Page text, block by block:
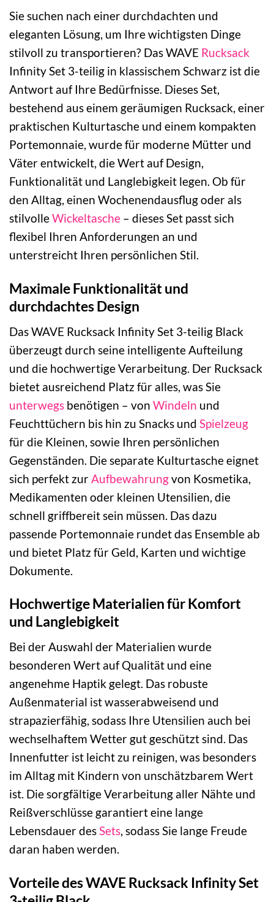
Sie suchen nach einer durchdachten und
eleganten Lösung, um Ihre wichtigsten Dinge
stilvoll zu transportieren? Das WAVE Rucksack
Infinity Set 3-teilig in klassischem Schwarz ist die
Antwort auf Ihre Bedürfnisse. Dieses Set,
bestehend aus einem geräumigen Rucksack, einer
praktischen Kulturtasche und einem kompakten
Portemonnaie, wurde für moderne Mütter und
Väter entwickelt, die Wert auf Design,
Funktionalität und Langlebigkeit legen. Ob für
den Alltag, einen Wochenendausflug oder als
stilvolleWickeltasche – dieses Set passt sich
flexibel Ihren Anforderungen an und
unterstreicht Ihren persönlichen Stil.
Maximale Funktionalität und
durchdachtes Design
Das WAVE Rucksack Infinity Set 3-teilig Black
überzeugt durch seine intelligente Aufteilung
und die hochwertige Verarbeitung. Der Rucksack
bietet ausreichend Platz für alles, was Sie
unterwegs benötigen – von Windeln und
Feuchttüchern bis hin zu Snacks und Spielzeug
für die Kleinen, sowie Ihren persönlichen
Gegenständen. Die separate Kulturtasche eignet
sich perfekt zur Aufbewahrungvon Kosmetika,
Medikamenten oder kleinen Utensilien, die
schnell griffbereit sein müssen. Das dazu
passende Portemonnaie rundet das Ensemble ab
und bietet Platz für Geld, Karten und wichtige
Dokumente.
Hochwertige Materialien für Komfort
und Langlebigkeit
Bei der Auswahl der Materialien wurde
besonderen Wert auf Qualität und eine
angenehme Haptik gelegt. Das robuste
Außenmaterial ist wasserabweisend und
strapazierfähig, sodass Ihre Utensilien auch bei
wechselhaftem Wetter gut geschützt sind. Das
Innenfutter ist leicht zu reinigen, was besonders
im Alltag mit Kindern von unschätzbarem Wert
ist. Die sorgfältige Verarbeitung aller Nähte und
Reißverschlüsse garantiert eine lange
Lebensdauer desSets, sodass Sie lange Freude
daran haben werden.
Vorteile des WAVE Rucksack Infinity Set